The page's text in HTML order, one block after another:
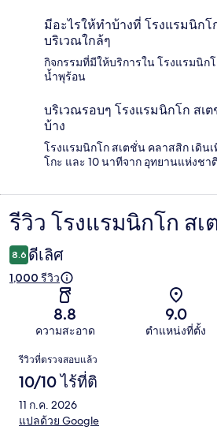
มีอะไรให้ทำบ้างที่ โรงแรมนิก
บริเวณใกล้ๆ
กิจกรรมที่มีให้บริการใน โรงแรมนิก
น้ำพุร้อน
บริเวณรอบๆ โรงแรมนิกโก สเ
บ้าง
โรงแรมนิกโก สเตชั่น คลาสสิก เดิน
โกะ และ 10 นาทีจาก อุทยานแห่งชา
รีวิว
รีวิว โรงแรมนิกโก ส
8.6 ดีเลิศ
1,000 รีวิว
8.8
ความสะอาด
9.0
ตำแหน่งที่ตั้ง
รีวิว
รีวิวที่ตรวจสอบแล้ว
10/10 ไร้ที่ติ
11 ก.ค. 2026
แปลด้วย Google